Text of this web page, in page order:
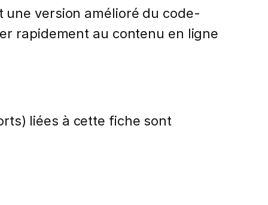
une version amélioré du code-
rapidement au contenu en ligne
liées à cette fiche sont